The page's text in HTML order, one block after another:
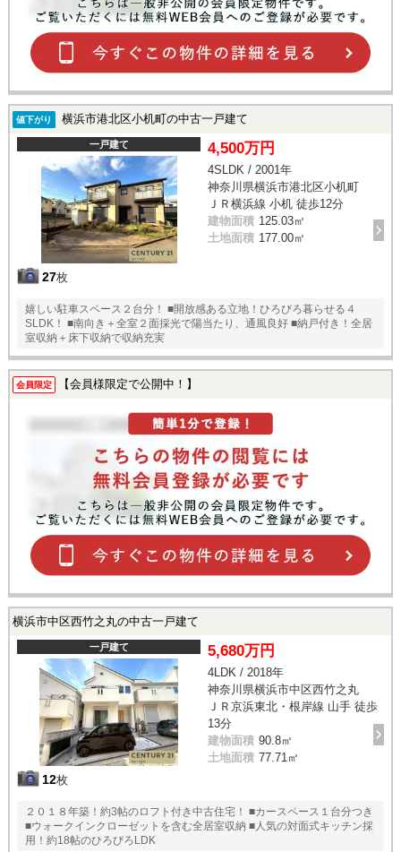
値下がり 横浜市港北区小机町の中古一戸建て
一戸建て
27枚
4,500万円
4SLDK / 2001年
神奈川県横浜市港北区小机町
ＪＲ横浜線 小机 徒歩12分
建物面積 125.03㎡
土地面積 177.00㎡
嬉しい駐車スペース２台分！ ■開放感ある立地！ひろびろ暮らせる４
SLDK！ ■南向き＋全室２面採光で陽当たり、通風良好 ■納戸付き！全居
室収納＋床下収納で収納充実
会員限定 【会員様限定で公開中！】
横浜市中区西竹之丸の中古一戸建て
一戸建て
12枚
5,680万円
4LDK / 2018年
神奈川県横浜市中区西竹之丸
ＪＲ京浜東北・根岸線 山手 徒歩
13分
建物面積 90.8㎡
土地面積 77.71㎡
２０１８年築！約3帖のロフト付き中古住宅！ ■カースペース１台分つき
■ウォークインクローゼットを含む全居室収納 ■人気の対面式キッチン採
用！約18帖のひろびろLDK